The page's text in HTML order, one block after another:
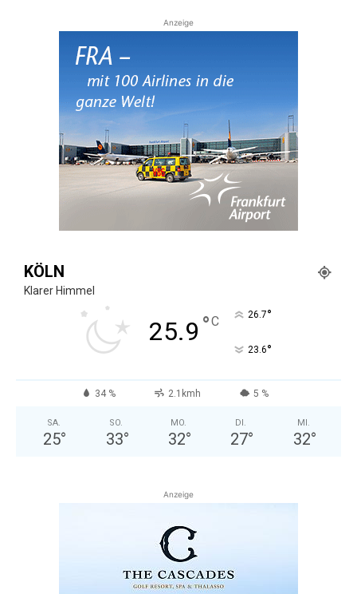
Anzeige
KÖLN
Klarer Himmel
25.9 °C 26.7°
23.6°
34 % 2.1kmh 5 %
SA.
25°
SO.
33°
MO.
32°
DI.
27°
MI.
32°
Anzeige